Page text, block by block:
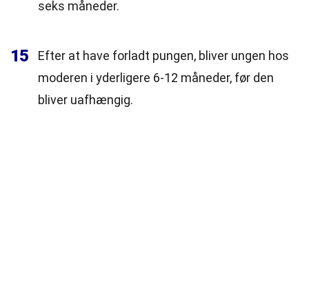
seks måneder.
15
Efter at have forladt pungen, bliver ungen hos
moderen i yderligere 6-12 måneder, før den
bliver uafhængig.